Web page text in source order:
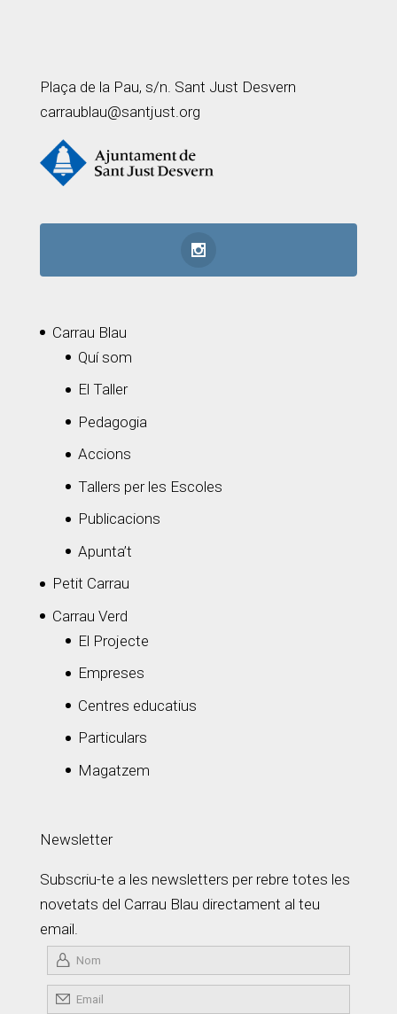
Plaça de la Pau, s/n. Sant Just Desvern
carraublau@santjust.org
Carrau Blau
Quí som
El Taller
Pedagogia
Accions
Tallers per les Escoles
Publicacions
Apunta’t
Petit Carrau
Carrau Verd
El Projecte
Empreses
Centres educatius
Particulars
Magatzem
Newsletter
Subscriu-te a les newsletters per rebre totes les
novetats del Carrau Blau directament al teu
email.